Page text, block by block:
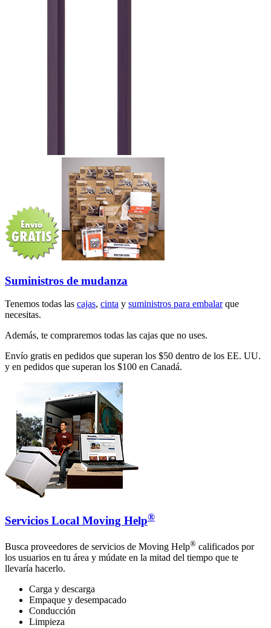
Suministros de mudanza
Tenemos todas las cajas, cinta y suministros para embalarque
necesitas.
Además, te compraremos todas las cajas que no uses.
Envío gratis en pedidos que superan los $50 dentro de los EE. UU.
y en pedidos que superan los $100 en Canadá.
Servicios Local Moving Help®
Busca proveedores de servicios de Moving Help® calificados por
los usuarios en tu área y múdate en la mitad del tiempo que te
llevaría hacerlo.
Carga y descarga
Empaque y desempacado
Conducción
Limpieza